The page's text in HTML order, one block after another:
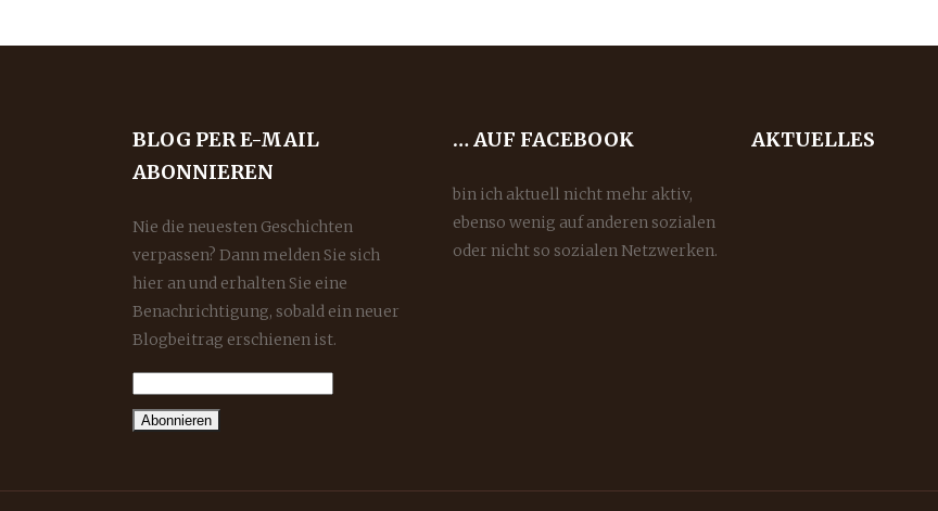
BLOG PER E-MAIL
ABONNIEREN
Nie die neuesten Geschichten
verpassen? Dann melden Sie sich
hier an und erhalten Sie eine
Benachrichtigung, sobald ein neuer
Blogbeitrag erschienen ist.
… AUF FACEBOOK
bin ich aktuell nicht mehr aktiv,
ebenso wenig auf anderen sozialen
oder nicht so sozialen Netzwerken.
AKTUELLES